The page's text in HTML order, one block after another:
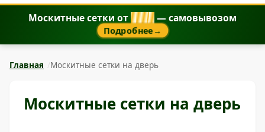
Москитные сетки от850₽— самовывозом
Подробнее→
Главная Москитные сетки на дверь
Москитные сетки на дверь